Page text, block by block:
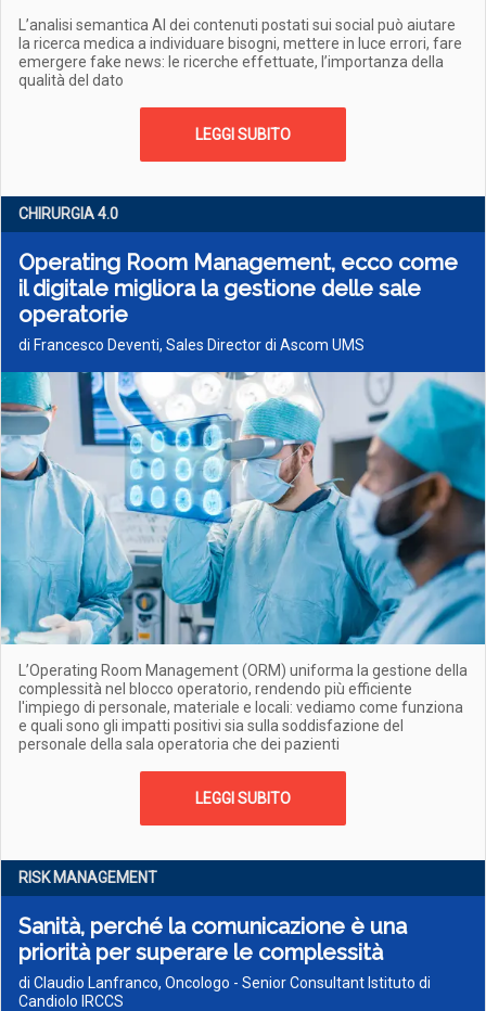
L’analisi semantica AI dei contenuti postati sui social può aiutare
la ricerca medica a individuare bisogni, mettere in luce errori, fare
emergere fake news: le ricerche effettuate, l’importanza della
qualità del dato
LEGGI SUBITO
CHIRURGIA 4­.0
Operating Room Management, ecco come
il digitale migliora la gestione delle sale
operatorie
di Francesco Deventi, Sales Director di Ascom UMS
L’Operating Room Management (ORM) uniforma la gestione della
complessità nel blocco operatorio, rendendo più efficiente
l'impiego di personale, materiale e locali: vediamo come funziona
e quali sono gli impatti positivi sia sulla soddisfazione del
personale della sala operatoria che dei pazienti
LEGGI SUBITO
RISK MANAGEMENT
Sanità, perché la comunicazione è una
priorità per superare le complessità
di Claudio Lanfranco, Oncologo - Senior Consultant Istituto di
Candiolo IRCCS